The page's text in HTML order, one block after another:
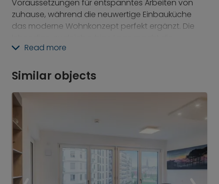
Voraussetzungen für entspanntes Arbeiten von
zuhause, während die neuwertige Einbauküche
das moderne Wohnkonzept perfekt ergänzt. Die
Wohnung zu einem idealen Rückzugsort mitten in
Read more
Similar objects